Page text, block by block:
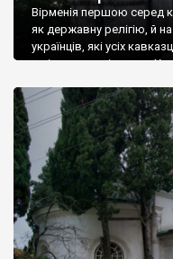
Вірменія першою серед
як державну релігію, й
українців, які усіх
є відданими вірянами